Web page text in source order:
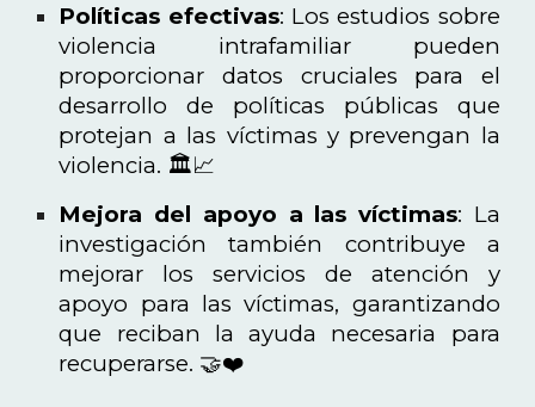
Políticas efectivas: Los estudios sobre
violencia intrafamiliar pueden
proporcionar datos cruciales para el
desarrollo de políticas públicas que
protejan a las víctimas y prevengan la
violencia. 🏛️📈
Mejora del apoyo a las víctimas: La
investigación también contribuye a
mejorar los servicios de atención y
apoyo para las víctimas, garantizando
que reciban la ayuda necesaria para
recuperarse. 🤝❤️